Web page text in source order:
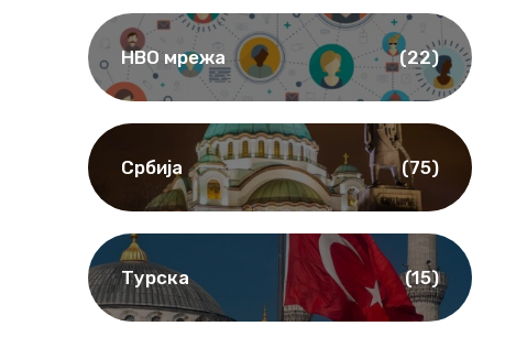
НВО мрежа (22)
Србија (75)
Турска (15)